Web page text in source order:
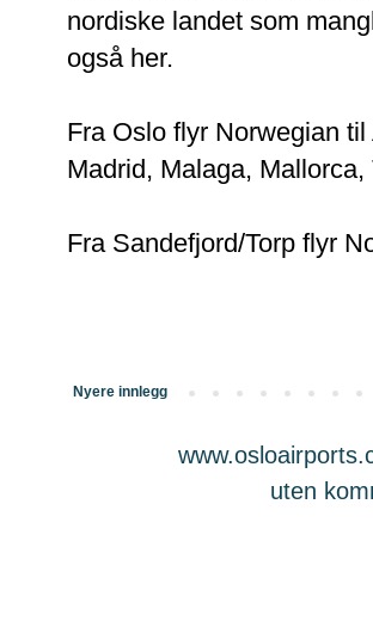
nordiske landet som
også her.
Fra Oslo flyr Norwegian
Madrid, Malaga, Mallorca,
Fra Sandefjord/Torp flyr
Nyere innlegg
uten